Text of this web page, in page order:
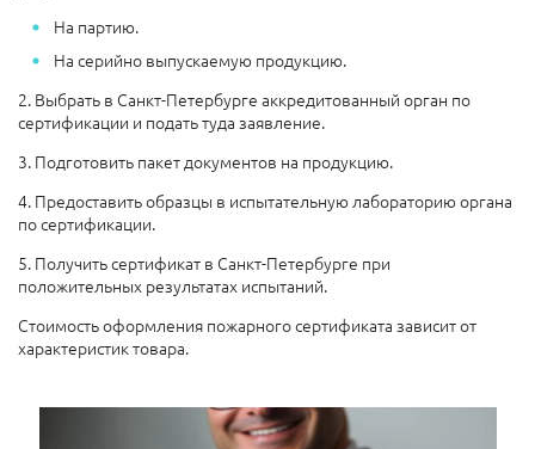
На партию.
На серийно выпускаемую продукцию.
2. Выбрать в Санкт-Петербурге аккредитованный орган по
сертификации и подать туда заявление.
3. Подготовить пакет документов на продукцию.
4. Предоставить образцы в испытательную лабораторию органа
по сертификации.
5. Получить сертификат в Санкт-Петербурге при
положительных результатах испытаний.
Стоимость оформления пожарного сертификата зависит от
характеристик товара.